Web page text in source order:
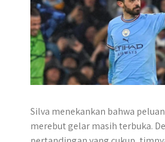
Silva menekankan bahwa
merebut gelar masih terbuka.